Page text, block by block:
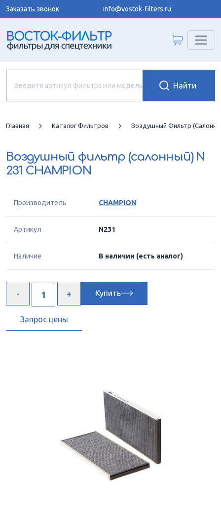
Заказать звонок info@vostok-filters.ru
Главная Каталог Фильтров Воздушный Фильтр
Воздушный фильтр (салонный) N
231 CHAMPION
Производитель CHAMPION
Артикул N231
Наличие В наличии (есть аналог)
Купить
Запрос цены